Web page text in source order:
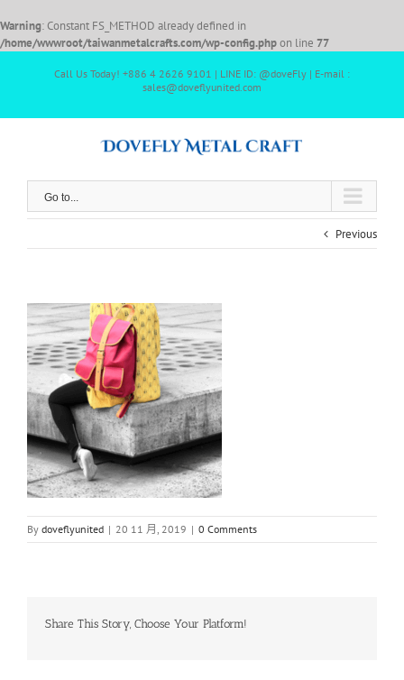
Warning: Constant FS_METHOD already defined in
/home/wwwroot/taiwanmetalcrafts.com/wp-config.phpon line 77
Call Us Today! +886 4 2626 9101 | LINE ID: @doveFly | E-mail :
sales@doveflyunited.com
Go to...
Previous
By doveflyunited | 20 11 月, 2019 | 0 Comments
Share This Story, Choose Your Platform!